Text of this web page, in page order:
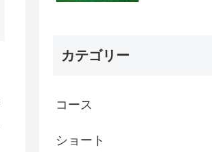
カテゴリー
コース
ショート